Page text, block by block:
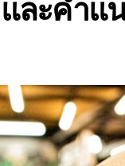
ละคำแ